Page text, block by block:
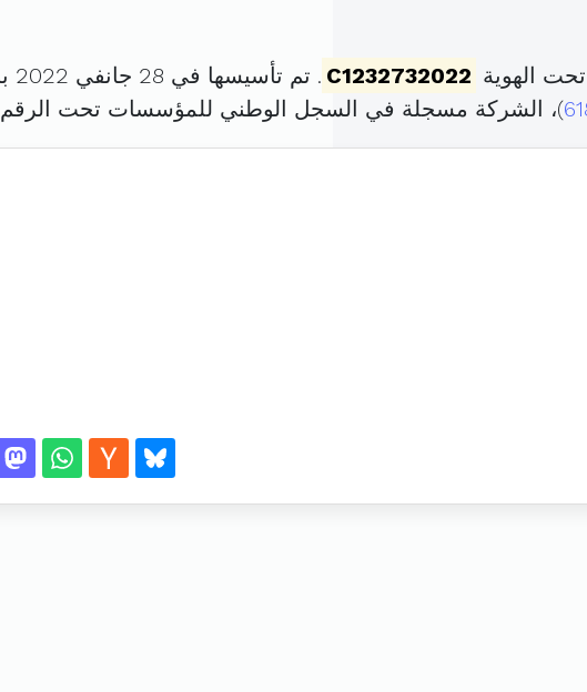
الهوية C1232732022 . تم تأسيسها في 28 جانفي 2022 برأس مال قدره
)، الشركة مسجلة في السجل الوطني للمؤسسات تحت الرقم